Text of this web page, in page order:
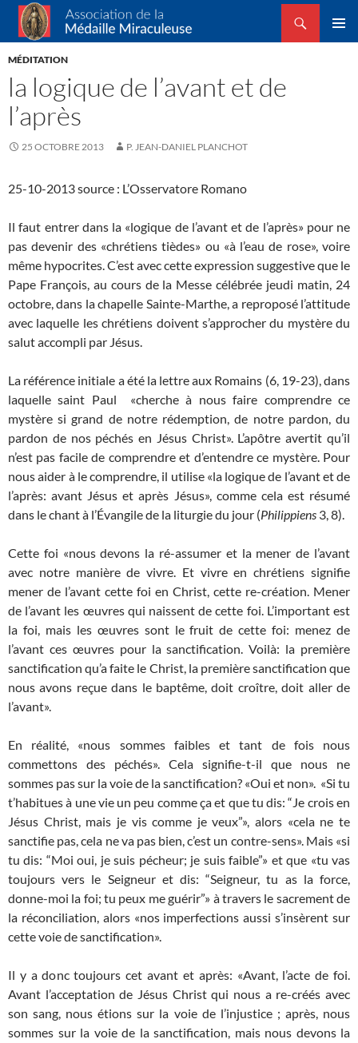
Association de la Médaille Miraculeuse
Recherche
ALLER
AU
MÉDITATION
la logique de l’avant et de
l’après
25 OCTOBRE 2013 P. JEAN-DANIEL PLANCHOT
25-10-2013 source : L’Osservatore Romano
Il faut entrer dans la «logique de l’avant et de l’après» pour ne
pas devenir des «chrétiens tièdes» ou «à l’eau de rose», voire
même hypocrites. C’est avec cette expression suggestive que le
Pape François, au cours de la Messe célébrée jeudi matin, 24
octobre, dans la chapelle Sainte-Marthe, a reproposé l’attitude
avec laquelle les chrétiens doivent s’approcher du mystère du
salut accompli par Jésus.
La référence initiale a été la lettre aux Romains (6, 19-23), dans
laquelle saint Paul «cherche à nous faire comprendre ce
mystère si grand de notre rédemption, de notre pardon, du
pardon de nos péchés en Jésus Christ». L’apôtre avertit qu’il
n’est pas facile de comprendre et d’entendre ce mystère. Pour
nous aider à le comprendre, il utilise «la logique de l’avant et de
l’après: avant Jésus et après Jésus», comme cela est résumé
dans le chant à l’Évangile de la liturgie du jour (Philippiens 3, 8).
Cette foi «nous devons la ré-assumer et la mener de l’avant
avec notre manière de vivre. Et vivre en chrétiens signifie
mener de l’avant cette foi en Christ, cette re-création. Mener
de l’avant les œuvres qui naissent de cette foi. L’important est
la foi, mais les œuvres sont le fruit de cette foi: menez de
l’avant ces œuvres pour la sanctification. Voilà: la première
sanctification qu’a faite le Christ, la première sanctification que
nous avons reçue dans le baptême, doit croître, doit aller de
l’avant».
En réalité, «nous sommes faibles et tant de fois nous
commettons des péchés». Cela signifie-t-il que nous ne
sommes pas sur la voie de la sanctification? «Oui et non». «Si tu
t’habitues à une vie un peu comme ça et que tu dis: “Je crois en
Jésus Christ, mais je vis comme je veux”», alors «cela ne te
sanctifie pas, cela ne va pas bien, c’est un contre-sens». Mais «si
tu dis: “Moi oui, je suis pécheur; je suis faible”» et que «tu vas
toujours vers le Seigneur et dis: “Seigneur, tu as la force,
donne-moi la foi; tu peux me guérir”» à travers le sacrement de
la réconciliation, alors «nos imperfections aussi s’insèrent sur
cette voie de sanctification».
Il y a donc toujours cet avant et après: «Avant, l’acte de foi.
Avant l’acceptation de Jésus Christ qui nous a re-créés avec
son sang, nous étions sur la voie de l’injustice ; après, nous
sommes sur la voie de la sanctification, mais nous devons la